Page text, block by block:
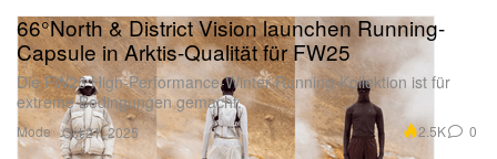
Mode
66°North & District Vision launchen Running-
Capsule in Arktis-Qualität für FW25
Die FW25 High-Performance-Winter-Running-Kollektion ist für
extreme Bedingungen gemacht.
Oct 21, 2025 2.5K 0